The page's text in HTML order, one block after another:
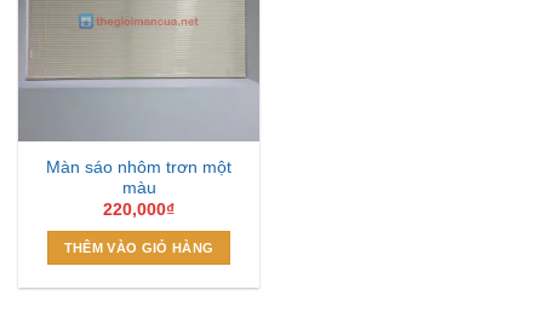
Wishlist
Màn sáo nhôm trơn một
màu
220,000₫
THÊM VÀO GIỎ HÀNG